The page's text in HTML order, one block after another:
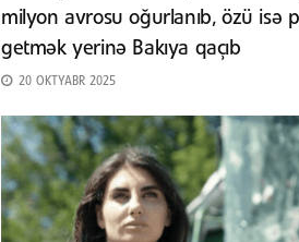
milyon avrosu oğurlanıb, özü isə
getmək yerinə Bakıya qaçıb
20 OKTYABR 2025